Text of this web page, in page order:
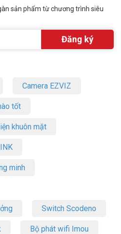
sản phẩm từ chương trình siêu
Camera EZVIZ
tốt
khuôn mặt
minh
Switch Scodeno
Bộ phát wifi Imou